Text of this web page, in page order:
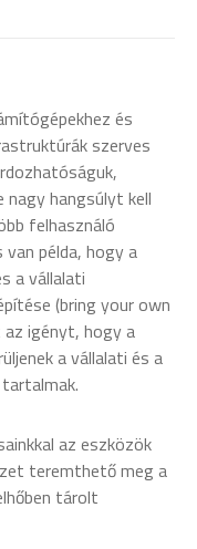
és
szerves
hangsúlyt kell
felhasználó
példa, hogy a
a vállalati
(bring your own
az igényt, hogy a
a vállalati és a
az eszközök
teremthető meg a
tárolt